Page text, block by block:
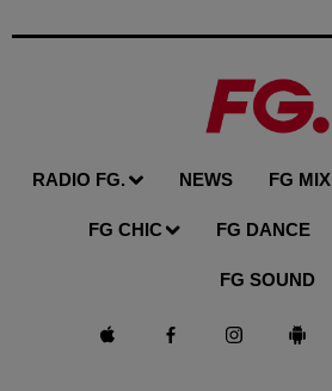
RADIO FG. NEWS FG MIX
FG CHIC FG DANCE
FG SOUND